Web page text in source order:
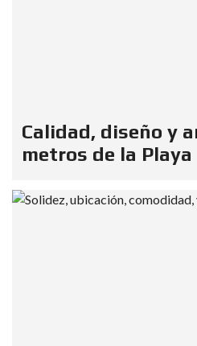
Calidad, diseño y
metros de la Playa